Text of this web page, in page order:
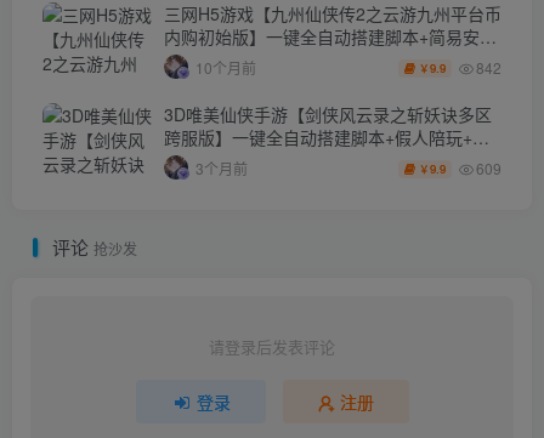
三网H5游戏【九州仙侠传2之云游九州平台币
内购初始版】一键全自动搭建脚本+简易安卓
客户端+平台币后台+运营后台+详细搭建教程
10个月前 ￥9.9 842
3D唯美仙侠手游【剑侠风云录之斩妖诀多区
跨服版】一键全自动搭建脚本+假人陪玩+管
理后台+GM授权后台+安卓
3个月前 ￥9.9 609
评论 抢沙发
请登录后发表评论
登录 注册